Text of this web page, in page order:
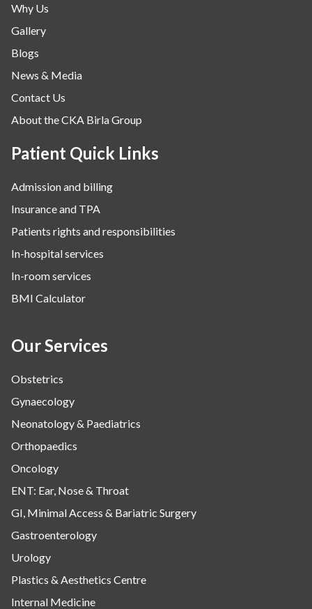
Why Us
Gallery
Blogs
News & Media
Contact Us
About the CKA Birla Group
Patient Quick Links
Admission and billing
Insurance and TPA
Patients rights and responsibilities
In-hospital services
In-room services
BMI Calculator
Our Services
Obstetrics
Gynaecology
Neonatology & Paediatrics
Orthopaedics
Oncology
ENT: Ear, Nose & Throat
GI, Minimal Access & Bariatric Surgery
Gastroenterology
Urology
Plastics & Aesthetics Centre
Internal Medicine